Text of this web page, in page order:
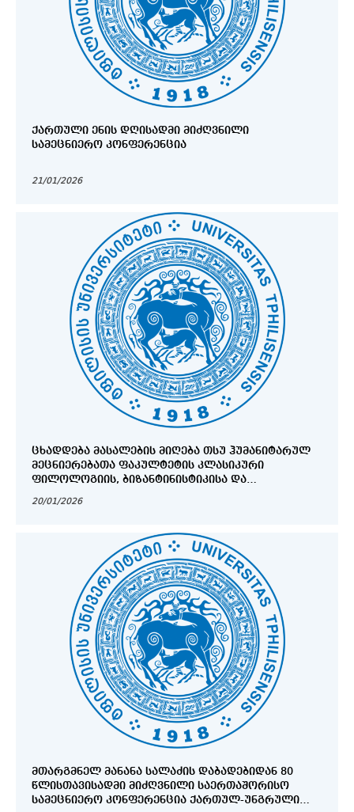
ᲥᲐᲠᲗᲣᲚᲘ ᲔᲜᲘᲡ ᲓᲦᲘᲡᲐᲓᲛᲘ ᲛᲘᲫᲦᲕᲜᲘᲚᲘ
ᲡᲐᲛᲔᲪᲜᲘᲔᲠᲝ ᲙᲝᲜᲤᲔᲠᲔᲜᲪᲘᲐ
21/01/2026
ᲪᲮᲐᲓᲓᲔᲑᲐ ᲛᲐᲡᲐᲚᲔᲑᲘᲡ ᲛᲘᲦᲔᲑᲐ ᲗᲡᲣ ᲰᲣᲛᲐᲜᲘᲢᲐᲠᲣᲚ
ᲛᲔᲪᲜᲘᲔᲠᲔᲑᲐᲗᲐ ᲤᲐᲙᲣᲚᲢᲔᲢᲘᲡ ᲙᲚᲐᲡᲘᲙᲣᲠᲘ
ᲤᲘᲚᲝᲚᲝᲒᲘᲘᲡ, ᲑᲘᲖᲐᲜᲢᲘᲜᲘᲡᲢᲘᲙᲘᲡᲐ ᲓᲐ
ᲑᲔᲭᲓᲣᲠᲘ ᲓᲐ ᲔᲚᲔᲥᲢᲠᲝᲜᲣᲚᲘ ᲡᲐᲛᲔᲪᲜᲘᲔᲠᲝ
20/01/2026
ᲛᲗᲐᲠᲒᲛᲜᲔᲚ ᲛᲐᲜᲐᲜᲐ ᲡᲐᲚᲐᲫᲘᲡ ᲓᲐᲑᲐᲓᲔᲑᲘᲓᲐᲜ 80
ᲬᲚᲘᲡᲗᲐᲕᲘᲡᲐᲓᲛᲘ ᲛᲘᲫᲦᲕᲜᲘᲚᲘ ᲡᲐᲔᲠᲗᲐᲨᲝᲠᲘᲡᲝ
ᲡᲐᲛᲔᲪᲜᲘᲔᲠᲝ ᲙᲝᲜᲤᲔᲠᲔᲜᲪᲘᲐ ᲥᲐᲠᲗᲣᲚ-ᲣᲜᲒᲠᲣᲚᲘ